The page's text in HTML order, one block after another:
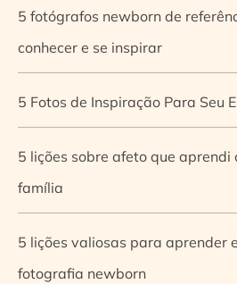
5 fotógrafos newborn de
conhecer e se inspirar
5 Fotos de Inspiração Para Seu
5 lições sobre afeto que
família
5 lições valiosas para aprender
fotografia newborn